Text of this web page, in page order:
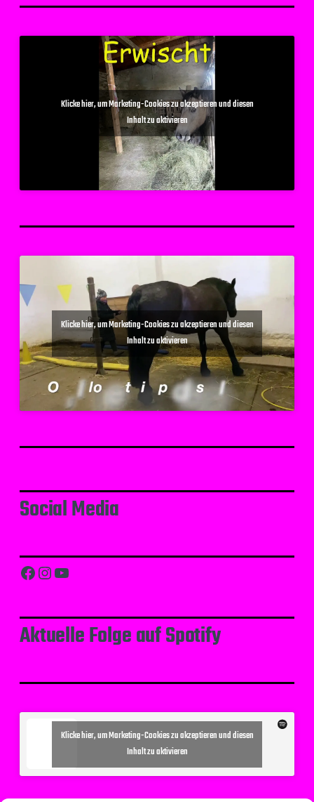
Klicke hier, um Marketing-Cookies zu akzeptieren und diesen
Inhalt zu aktivieren
Klicke hier, um Marketing-Cookies zu akzeptieren und diesen
Inhalt zu aktivieren
Social Media
Facebook Instagram YouTube
Aktuelle Folge auf Spotify
Klicke hier, um Marketing-Cookies zu akzeptieren und diesen
Inhalt zu aktivieren